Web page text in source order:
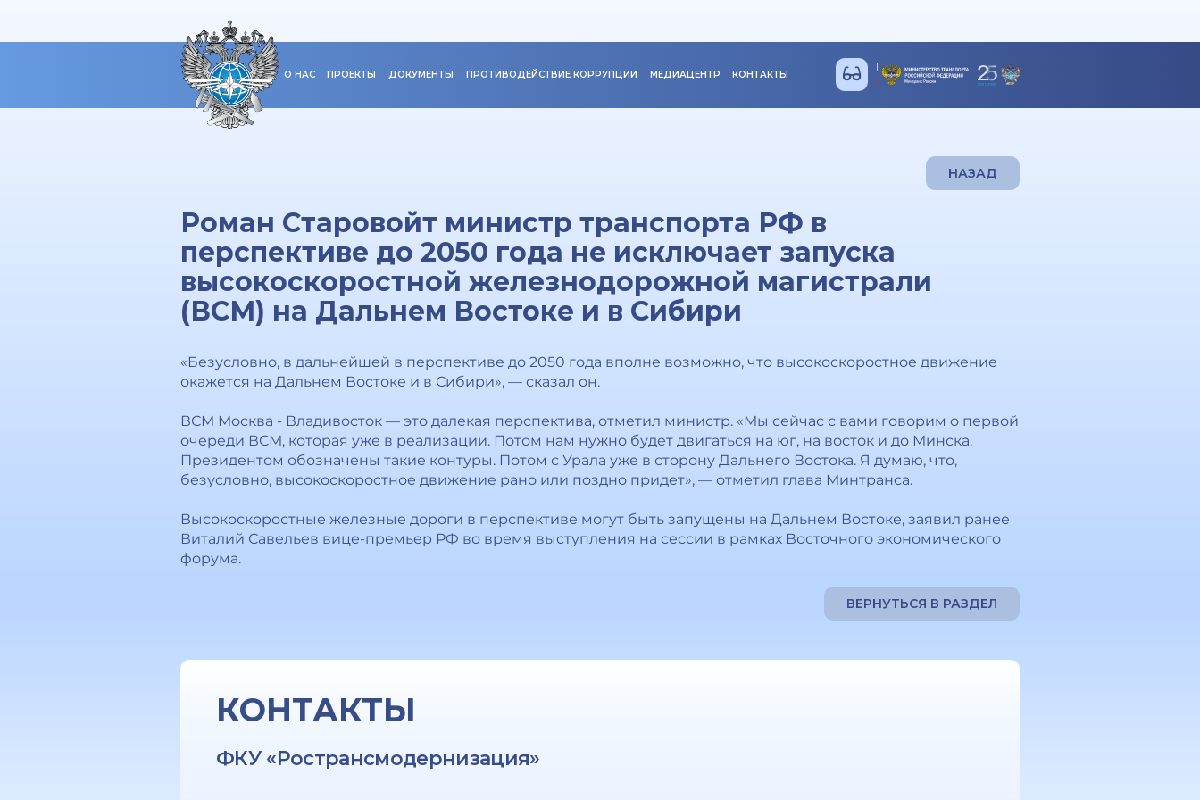
О НАС ПРОЕКТЫ ДОКУМЕНТЫ ПРОТИВОДЕЙСТВИЕ КОРРУПЦИИ МЕДИАЦЕНТР КОНТАКТЫ
НАЗАД
Роман Старовойт министр транспорта РФ в
перспективе до 2050 года не исключает запуска
высокоскоростной железнодорожной магистрали
(ВСМ) на Дальнем Востоке и в Сибири
«Безусловно, в дальнейшей в перспективе до 2050 года вполне возможно, что высокоскоростное движение
окажется на Дальнем Востоке и в Сибири», — сказал он.
ВСМ Москва - Владивосток — это далекая перспектива, отметил министр. «Мы сейчас с вами говорим о первой
очереди ВСМ, которая уже в реализации. Потом нам нужно будет двигаться на юг, на восток и до Минска.
Президентом обозначены такие контуры. Потом с Урала уже в сторону Дальнего Востока. Я думаю, что,
безусловно, высокоскоростное движение рано или поздно придет», — отметил глава Минтранса.
Высокоскоростные железные дороги в перспективе могут быть запущены на Дальнем Востоке, заявил ранее
Виталий Савельев вице-премьер РФ во время выступления на сессии в рамках Восточного экономического
форума.
ВЕРНУТЬСЯ В РАЗДЕЛ
КОНТАКТЫ
ФКУ «Ространсмодернизация»